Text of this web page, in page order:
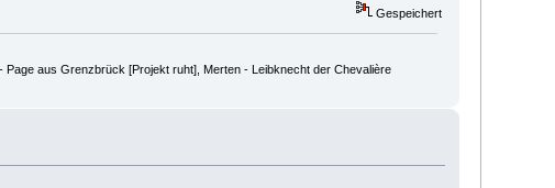
Gespeichert
aus Grenzbrück [Projekt ruht], Merten - Leibknecht der Chevalière